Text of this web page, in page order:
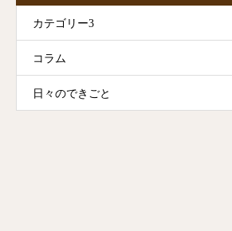
カテゴリー3
コラム
日々のできごと